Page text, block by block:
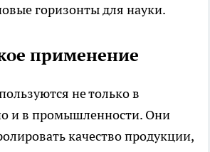
горизонты для науки.
применение
не только в
и в промышленности. Они
качество продукции,